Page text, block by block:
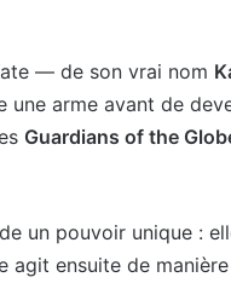
— de son vrai nom
arme avant de
Guardians of the
un pouvoir unique :
agit ensuite de